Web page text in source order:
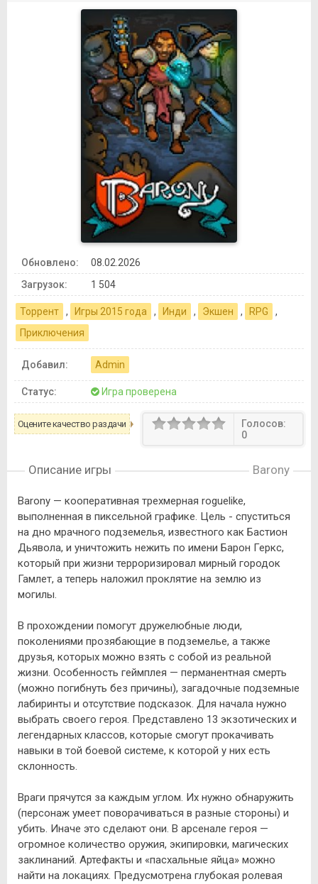
Обновлено:
08.02.2026
Загрузок:
1 504
Торрент , Игры 2015 года , Инди , Экшен , RPG
,
Приключения
Добавил: Admin
Статус: Игра проверена
Оцените качество раздачи
Голосов:
0
Описание игры Barony
Barony — кооперативная трехмерная roguelike,
выполненная в пиксельной графике. Цель - спуститься
на дно мрачного подземелья, известного как Бастион
Дьявола, и уничтожить нежить по имени Барон Геркс,
который при жизни терроризировал мирный городок
Гамлет, а теперь наложил проклятие на землю из
могилы.
В прохождении помогут дружелюбные люди,
поколениями прозябающие в подземелье, а также
друзья, которых можно взять с собой из реальной
жизни. Особенность геймплея — перманентная смерть
(можно погибнуть без причины), загадочные подземные
лабиринты и отсутствие подсказок. Для начала нужно
выбрать своего героя. Представлено 13 экзотических и
легендарных классов, которые смогут прокачивать
навыки в той боевой системе, к которой у них есть
склонность.
Враги прячутся за каждым углом. Их нужно обнаружить
(персонаж умеет поворачиваться в разные стороны) и
убить. Иначе это сделают они. В арсенале героя —
огромное количество оружия, экипировки, магических
заклинаний. Артефакты и «пасхальные яйца» можно
найти на локациях. Предусмотрена глубокая ролевая